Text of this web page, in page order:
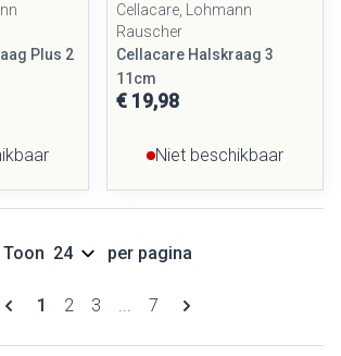
Plus 2
Cellacare, Lohmann
Rauscher
Cellacare Halskraag 3
11cm
€ 19,98
Niet beschikbaar
Pagina's
U lees momenteel pagina
1 Pagina
2 Pagina
3 ... Pagina
7
Toon per pagina